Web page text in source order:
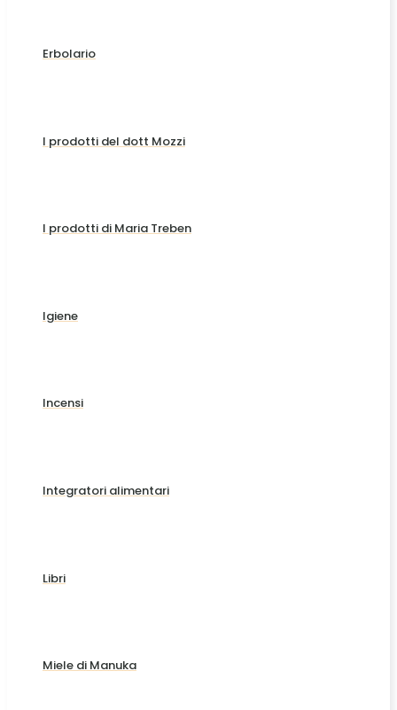
Erbolario
I prodotti del dott Mozzi
I prodotti di Maria Treben
Igiene
Incensi
Integratori alimentari
Libri
Miele di Manuka